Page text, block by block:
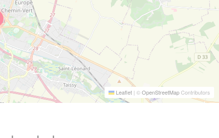
Leaflet | ©OpenStreetMapContributors